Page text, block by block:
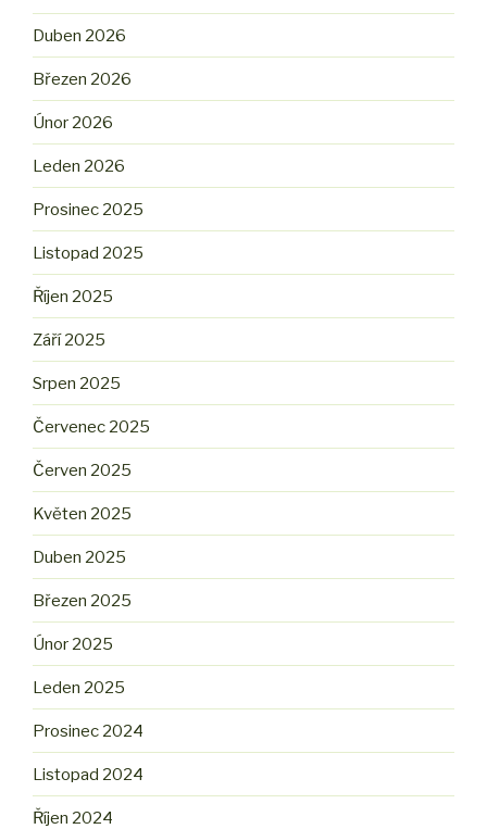
Duben 2026
Březen 2026
Únor 2026
Leden 2026
Prosinec 2025
Listopad 2025
Říjen 2025
Září 2025
Srpen 2025
Červenec 2025
Červen 2025
Květen 2025
Duben 2025
Březen 2025
Únor 2025
Leden 2025
Prosinec 2024
Listopad 2024
Říjen 2024